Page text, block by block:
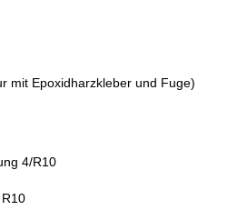
mit Epoxidharzkleber und Fuge)
4/R10